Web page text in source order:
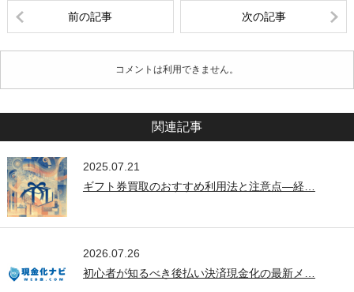
前の記事 次の記事
コメントは利用できません。
関連記事
2025.07.21
ギフト券買取のおすすめ利用法と注意点—経…
2026.07.26
初心者が知るべき後払い決済現金化の最新メ…